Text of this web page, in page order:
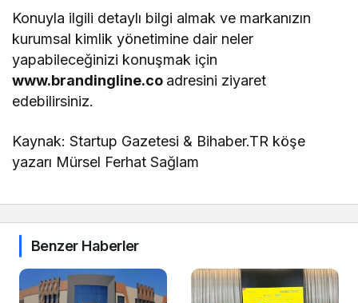
Konuyla ilgili detaylı bilgi almak ve markanızın
kurumsal kimlik yönetimine dair neler
yapabileceğinizi konuşmak için
www.brandingline.co adresini ziyaret
edebilirsiniz.
Kaynak: Startup Gazetesi & Bihaber.TR köşe
yazarı Mürsel Ferhat Sağlam
Benzer Haberler